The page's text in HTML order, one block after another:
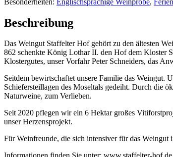
Beschreibung
Das Weingut Staffelter Hof gehört zu den ältesten
862 schenkte König Lothar II. den Hof dem Kloster
Klostergutes, unser Vorfahr Peter Schneiders, das
Seitdem bewirtschaftet unsere Familie das Weingut.
Schiefersteillagen des Moseltals gedeiht. Durch die
Naturweine, zum Verlieben.
Seit 2020 pflegen wir ein 6 Hektar großes
unser Herzensprojekt.
Für Weinfreunde, die sich intensiver für das Weingut